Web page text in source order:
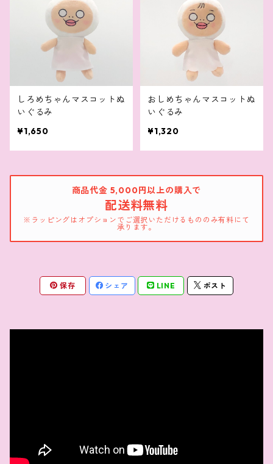
しろめちゃんマスコットぬ
いぐるみ
¥1,650
おしめちゃんマスコットぬ
いぐるみ
¥1,320
商品代金 5,000円以上の購入で
配送料無料
※ラッピングはオプションでご選択いただけるもののみ有料にて
承ります。
保存 シェア LINE ポスト